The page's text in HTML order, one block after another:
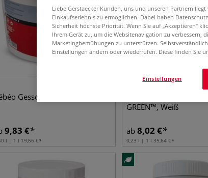
Gesso
9,83 €
l | 1 l 19,66 €
GREEN™, Weiß
ab 8,02 €
0,23 l | 1 l 35,64 €
Liebe Gerstaecker Kunden, uns und unseren Partnern
Einkaufserlebnis zu ermöglichen. Dabei haben
Sicherheit höchste Priorität. Wenn Sie auf „Akzeptieren“
Ihrem Gerät zu, um die Websitenavigation zu verbessern,
Marketingbemühungen zu unterstützen.
Einstellungen ändern oder wiederrufen. Diese finden Sie
Einstellungen